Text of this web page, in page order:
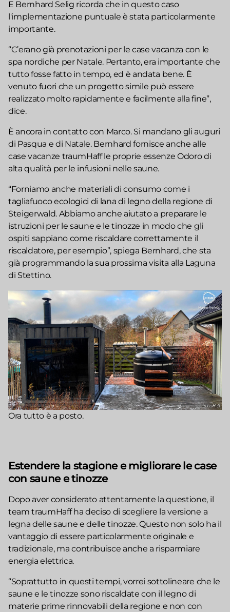
E Bernhard Selig ricorda che in questo caso
l'implementazione puntuale è stata particolarmente
importante.
“C’erano già prenotazioni per le case vacanza con le
spa nordiche per Natale. Pertanto, era importante che
tutto fosse fatto in tempo, ed è andata bene. È
venuto fuori che un progetto simile può essere
realizzato molto rapidamente e facilmente alla fine”,
dice.
È ancora in contatto con Marco. Si mandano gli auguri
di Pasqua e di Natale. Bernhard fornisce anche alle
case vacanze traumHaff le proprie essenze Odoro di
alta qualità per le infusioni nelle saune.
“Forniamo anche materiali di consumo come i
tagliafuoco ecologici di lana di legno della regione di
Steigerwald. Abbiamo anche aiutato a preparare le
istruzioni per le saune e le tinozze in modo che gli
ospiti sappiano come riscaldare correttamente il
riscaldatore, per esempio”, spiega Bernhard, che sta
già programmando la sua prossima visita alla Laguna
di Stettino.
Ora tutto è a posto.
Estendere la stagione e migliorare le case
con saune e tinozze
Dopo aver considerato attentamente la questione, il
team traumHaff ha deciso di scegliere la versione a
legna delle saune e delle tinozze. Questo non solo ha il
vantaggio di essere particolarmente originale e
tradizionale, ma contribuisce anche a risparmiare
energia elettrica.
“Soprattutto in questi tempi, vorrei sottolineare che le
saune e le tinozze sono riscaldate con il legno di
materie prime rinnovabili della regione e non con